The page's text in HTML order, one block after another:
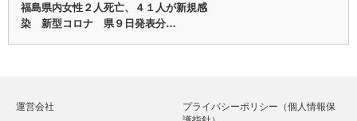
福島県内女性２人死亡、４１人が新規感
染 新型コロナ 県９日発表分…
運営会社
プライバシーポリシー（個人情報保